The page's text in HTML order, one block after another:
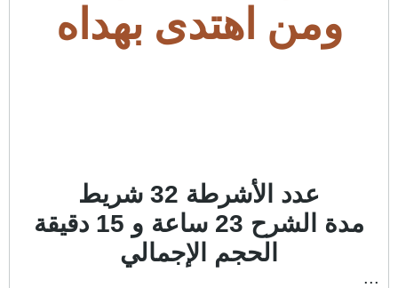
ومن اهتدى بهداه
عدد الأشرطة 32 شريط
مدة الشرح 23 ساعة و
15 دقيقة
الحجم الإجمالي
...